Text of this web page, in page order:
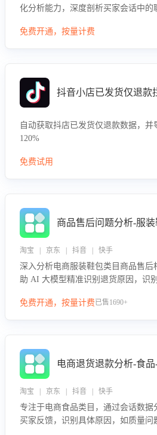
化分析能力，深度剖析买家会话中
效性与完整性，输出针对性改进策略
免费开通，按量计费
自动获取抖店已发货仅退款数据，并
120%
免费试用
商品售后问题分析-服
淘宝 | 京东 | 抖音 | 快手
深入分析电商服装鞋包类目商品售后
助 AI 大模型精准识别退货原因，识
商家优化产品或服务，实现销售额的
免费开通，按量计费已售1690+
电商退货退款分析-食
淘宝 | 京东 | 抖音 | 快手
专注于电商食品类目，通过会话数据
买家反馈，识别具体原因，如质量